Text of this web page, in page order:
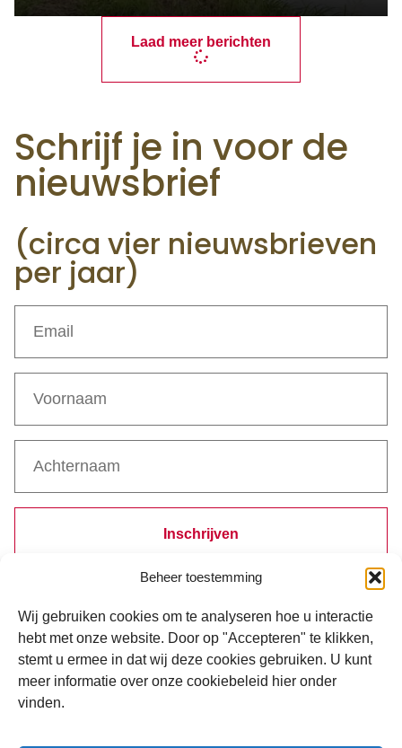
Beheer toestemming
Wij gebruiken cookies om te analyseren hoe u interactie
hebt met onze website. Door op "Accepteren" te klikken,
stemt u ermee in dat wij deze cookies gebruiken. U kunt
meer informatie over onze cookiebeleid hier onder
vinden.
Laad meer berichten
Schrijf je in voor de
nieuwsbrief
(circa vier nieuwsbrieven
per jaar)
Inschrijven
Bij inschrijven ga je akkoord met de verwerking van je gegevens
volgens ons privacystatement